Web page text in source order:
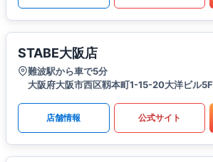
STABE大阪店
難波駅から車で5分
大阪府大阪市西区靱本町1-15-20大洋ビル5F
店舗情報 公式サイト